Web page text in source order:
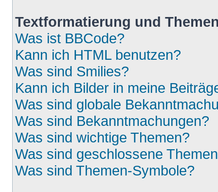
Textformatierung und
Was ist BBCode?
Kann ich HTML benutzen?
Was sind Smilies?
Kann ich Bilder in meine
Was sind globale
Was sind Bekanntmachungen?
Was sind wichtige Themen?
Was sind geschlossene
Was sind Themen-Symbole?